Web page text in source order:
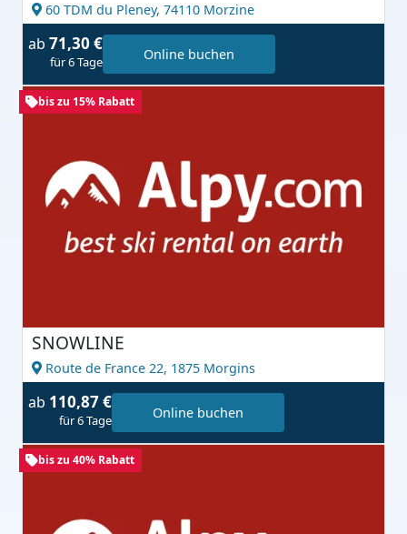
60 TDM du Pleney, 74110 Morzine
ab 71,30 €
für 6 Tage Online buchen
bis zu 15% Rabatt
SNOWLINE
Route de France 22, 1875 Morgins
ab 110,87 €
für 6 Tage Online buchen
bis zu 40% Rabatt